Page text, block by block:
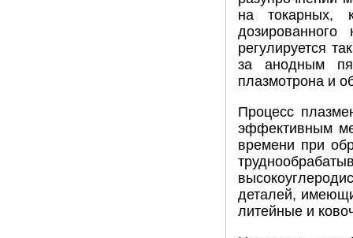
на токарных,
регулируется
за анодным
плазмотрона и
Процесс
эффективным
времени при
деталей,
литейные и